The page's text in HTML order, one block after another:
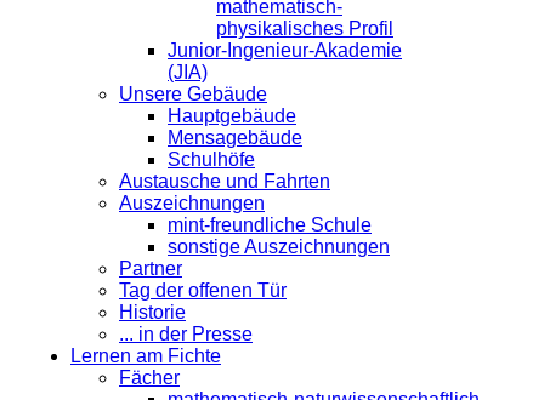
mathematisch-
physikalisches Profil
Junior-Ingenieur-Akademie
(JIA)
Unsere Gebäude
Hauptgebäude
Mensagebäude
Schulhöfe
Austausche und Fahrten
Auszeichnungen
mint-freundliche Schule
sonstige Auszeichnungen
Partner
Tag der offenen Tür
Historie
... in der Presse
Lernen am Fichte
Fächer